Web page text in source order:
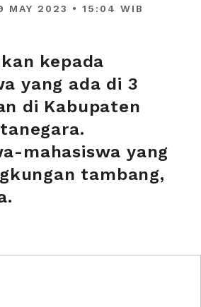
MAY 2023 • 15:04 WIB
kepada
yang ada di 3
di Kabupaten
mahasiswa yang
tambang,